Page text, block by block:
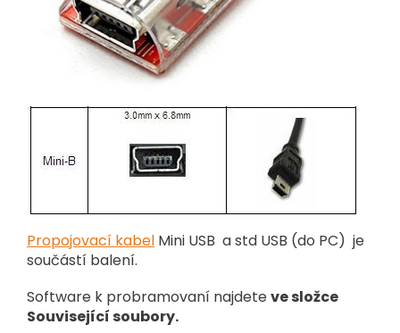
Propojovací kabel Mini USB a std USB (do PC) je
součástí balení.
Software k probramovaní najdeteve složce
Související soubory.